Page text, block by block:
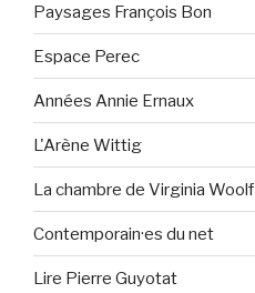
Paysages François Bon
Espace Perec
Années Annie Ernaux
L'Arène Wittig
La chambre de Virginia Woolf
Contemporain·es du net
Lire Pierre Guyotat